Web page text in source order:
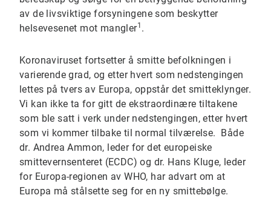
av de livsviktige forsyningene som beskytter
helsevesenet mot mangler1 .
Koronaviruset fortsetter å smitte befolkningen i
varierende grad, og etter hvert som nedstengingen
lettes på tvers av Europa, oppstår det smitteklynger.
Vi kan ikke ta for gitt de ekstraordinære tiltakene
som ble satt i verk under nedstengingen, etter hvert
som vi kommer tilbake til normal tilværelse. Både
dr. Andrea Ammon, leder for det europeiske
smittevernsenteret (ECDC) og dr. Hans Kluge, leder
for Europa-regionen av WHO, har advart om at
Europa må stålsette seg for en ny smittebølge.